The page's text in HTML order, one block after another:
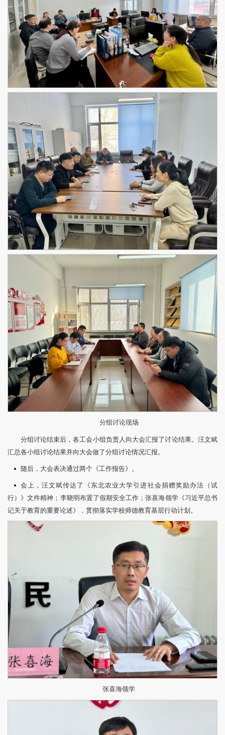
分组讨论现场
分组讨论结束后，各工会小组负责人向大会汇报了讨论结果。汪文斌
汇总各小组讨论结果并向大会做了分组讨论情况汇报。
随后，大会表决通过两个《工作报告》。
会上，汪文斌传达了《东北农业大学引进社会捐赠奖励办法（试
行）》文件精神；李晓明布置了假期安全工作；张喜海领学《习近平总书
记关于教育的重要论述》，贯彻落实学校师德教育基层行动计划。
张喜海领学